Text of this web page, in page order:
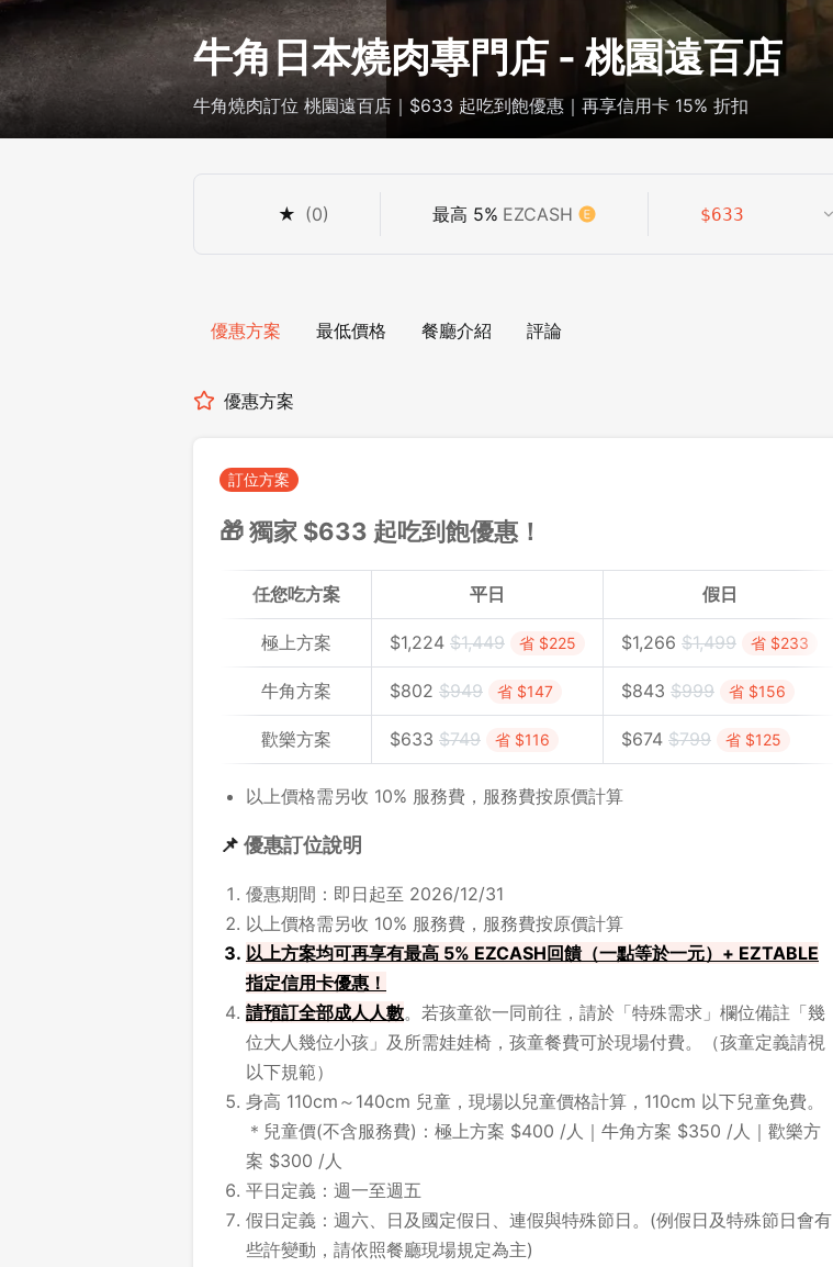
牛角日本燒肉專門店 - 桃園遠百店
牛角燒肉訂位 桃園遠百店｜$633 起吃到飽優惠｜再享信用卡 15% 折扣
★ (0) 最高 5% EZCASH $633
優惠方案 最低價格 餐廳介紹 評論
優惠方案
訂位方案
🎁 獨家 $633 起吃到飽優惠！
任您吃方案 平日 假日
極上方案 $1,224 $1,449 省 $225 $1,266 $1,499 省 $233
牛角方案 $802 $949 省 $147 $843 $999 省 $156
歡樂方案 $633 $749 省 $116 $674 $799 省 $125
以上價格需另收 10% 服務費，服務費按原價計算
📌 優惠訂位說明
優惠期間：即日起至 2026/12/31
以上價格需另收 10% 服務費，服務費按原價計算
以上方案均可再享有最高 5% EZCASH回饋（一點等於一元）+ EZTABLE
指定信用卡優惠！
請預訂全部成人人數。若孩童欲一同前往，請於「特殊需求」欄位備註「幾
位大人幾位小孩」及所需娃娃椅，孩童餐費可於現場付費。（孩童定義請視
以下規範）
身高 110cm～140cm 兒童，現場以兒童價格計算，110cm 以下兒童免費。
＊兒童價(不含服務費)：極上方案 $400 /人｜牛角方案 $350 /人｜歡樂方
案 $300 /人
平日定義：週一至週五
假日定義：週六、日及國定假日、連假與特殊節日。(例假日及特殊節日會有
些許變動，請依照餐廳現場規定為主)